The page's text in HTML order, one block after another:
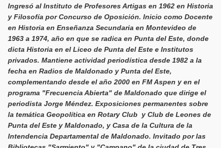
Ingresó al Instituto de Profesores Artigas en 1962 en Historia
y Filosofía por Concurso de Oposición. Inicio como Docente
en Historia en Enseñanza Secundaria en Montevideo de
1963 a 1974, año en que se radica en Punta del Este, donde
dicta Historia en el Liceo de Punta del Este e Institutos
privados. Mantiene actividad periodística desde 1982 a la
fecha en Radios de Maldonado y Punta del Este,
complementando desde el año 2000 en FM Aspen y en el
programa "Frecuencia Abierta" de Maldonado que dirige el
periodista Jorge Méndez. Exposiciones permanentes sobre
la temática Geopolítica en Rotary Club y Club de Leones de
Punta del Este y Maldonado, y Casa de la Cultura de la
Intendencia Departamental de Maldonado. Invitado por las